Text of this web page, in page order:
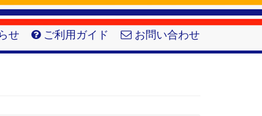
せ ご利用ガイド お問い合わせ